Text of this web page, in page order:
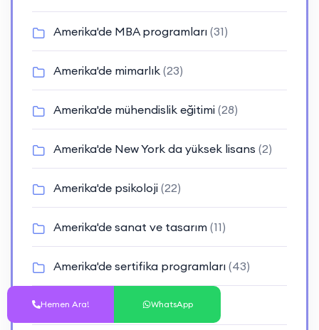
Amerika'de MBA programları (31)
Amerika'de mimarlık (23)
Amerika'de mühendislik eğitimi (28)
Amerika'de New York da yüksek lisans (2)
Amerika'de psikoloji (22)
Amerika'de sanat ve tasarım (11)
Amerika'de sertifika programları (43)
Amerika'de tıp eğitimi(22)
Hemen Ara! WhatsApp